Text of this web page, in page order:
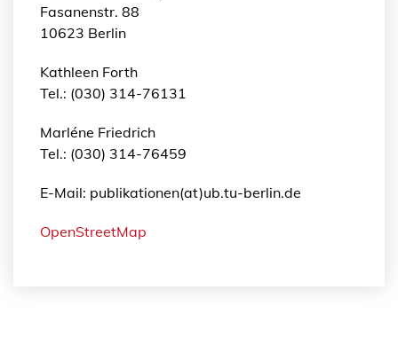
Fasanenstr. 88
10623 Berlin
Kathleen Forth
Tel.: (030) 314-76131
Marléne Friedrich
Tel.: (030) 314-76459
E-Mail: publikationen(at)ub.tu-berlin.de
OpenStreetMap